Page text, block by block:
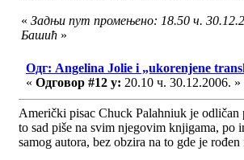
« Задњи пут промењено: 18.50 ч.
Башић »
Одг: Angelina Jolie i „ukorenjene
« Одговор #12 у: 20.10 ч. 30.12.2006. »
Američki pisac Chuck Palahniuk je
to sad piše na svim njegovim knjigama, po
samog autora, bez obzira na to gde je